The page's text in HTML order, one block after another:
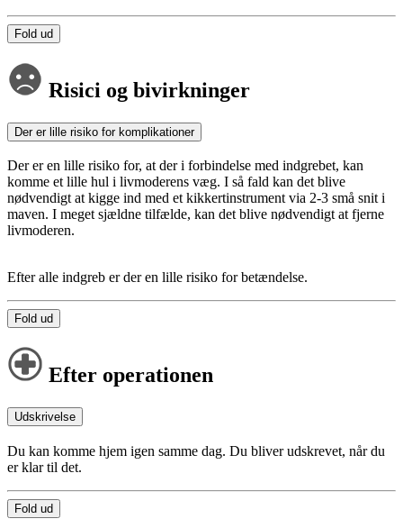
Fold ud
Risici og bivirkninger
Der er lille risiko for komplikationer
Der er en lille risiko for, at der i forbindelse med indgrebet, kan
komme et lille hul i livmoderens væg. I så fald kan det blive
nødvendigt at kigge ind med et kikkertinstrument via 2-3 små snit i
maven. I meget sjældne tilfælde, kan det blive nødvendigt at fjerne
livmoderen.
Efter alle indgreb er der en lille risiko for betændelse.
Fold ud
Efter operationen
Udskrivelse
Du kan komme hjem igen samme dag. Du bliver udskrevet, når du
er klar til det.
Fold ud